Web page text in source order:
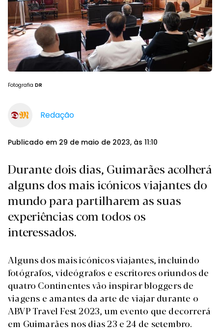
Fotografia DR
Redação
Publicado em 29 de maio de 2023, às 11:10
Durante dois dias, Guimarães acolherá
alguns dos mais icónicos viajantes do
mundo para partilharem as suas
experiências com todos os
interessados.
Alguns dos mais icónicos viajantes, incluindo
fotógrafos, videógrafos e escritores oriundos de
quatro Continentes vão inspirar bloggers de
viagens e amantes da arte de viajar durante o
ABVP Travel Fest 2023, um evento que decorrerá
em Guimarães nos dias 23 e 24 de setembro.